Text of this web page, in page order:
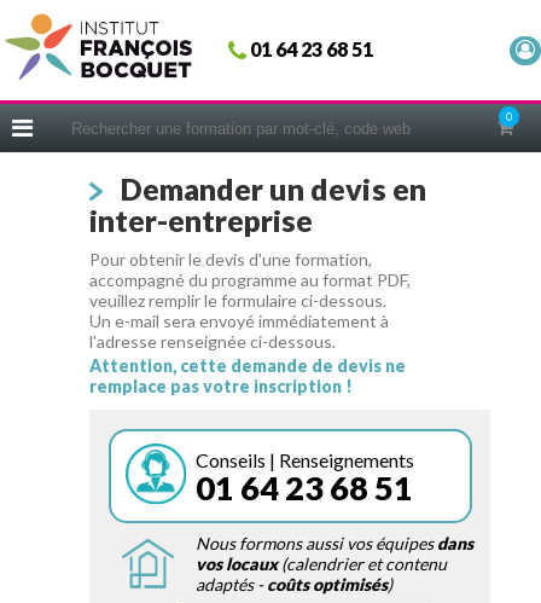
01 64 23 68 51
0
Fermer
ACCUEIL
CERIFICATIONS
INTRAS | SUR-MESURE
COACHING
EN PRATIQUE
NOUS CONNAÎTRE
CONSEILS MICRO-COACHING
WEBINAIRES
QUESTIONNAIRE GRATUIT
Demander un devis en
inter-entreprise
Pour obtenir le devis d'une formation,
accompagné du programme au format PDF,
veuillez remplir le formulaire ci-dessous.
Un e-mail sera envoyé immédiatement à
l'adresse renseignée ci-dessous.
Attention, cette demande de devis ne
remplace pas votre inscription !
Conseils | Renseignements
01 64 23 68 51
Nous formons aussi vos équipesdans
vos locaux(calendrier et contenu
adaptés -coûts optimisés)